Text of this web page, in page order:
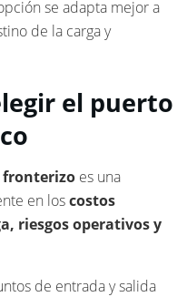
se adapta mejor a
de la carga y
el puerto
fronterizo es una
en loscostos
riesgos operativos y
de entrada y salida